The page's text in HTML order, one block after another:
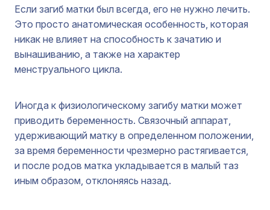
Если загиб матки был всегда, его не нужно лечить.
Это просто анатомическая особенность, которая
никак не влияет на способность к зачатию и
вынашиванию, а также на характер
менструального цикла.
Иногда к физиологическому загибу матки может
приводить беременность. Связочный аппарат,
удерживающий матку в определенном положении,
за время беременности чрезмерно растягивается,
и после родов матка укладывается в малый таз
иным образом, отклоняясь назад.